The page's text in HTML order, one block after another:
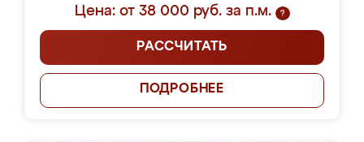
Цена: от 38 000 руб. за п.м.
?
РАССЧИТАТЬ
ПОДРОБНЕЕ